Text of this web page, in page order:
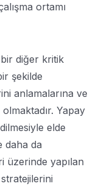
ortamı
diğer kritik
şekilde
anlamalarına ve
Yapay
elde
daha da
üzerinde yapılan